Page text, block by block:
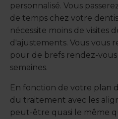
personnalisé. Vous
de temps chez votre
nécessite moins de visites
d'ajustements. Vous vous
pour de brefs rendez-vous
semaines.
En fonction de votre plan
du traitement avec les
peut-être quasi le même